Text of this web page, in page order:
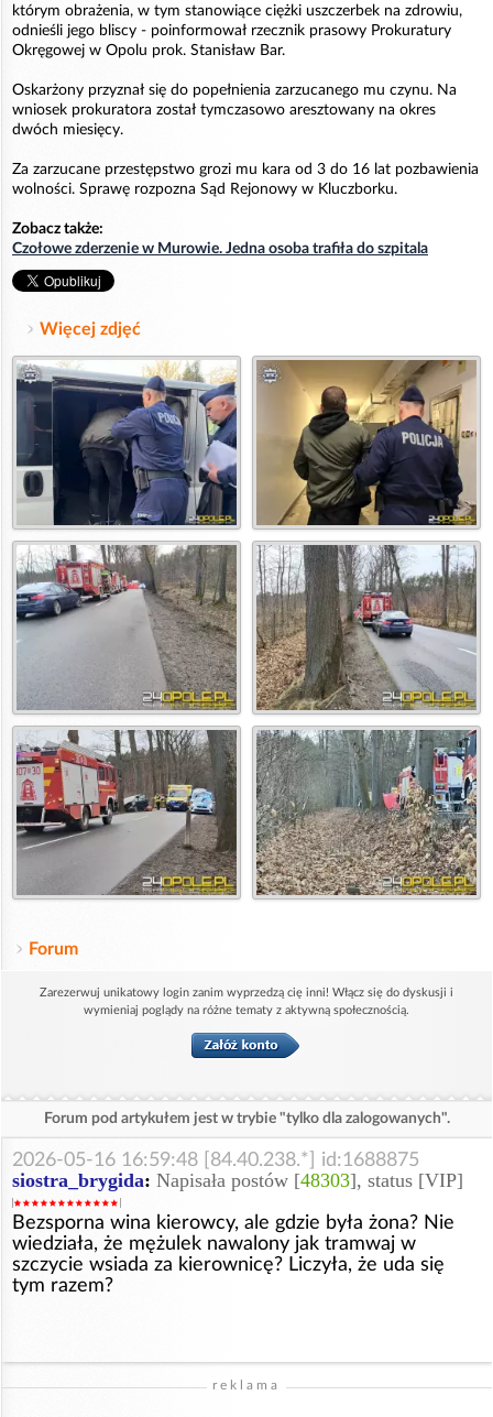
którym obrażenia, w tym stanowiące ciężki uszczerbek na zdrowiu,
odnieśli jego bliscy - poinformował rzecznik prasowy Prokuratury
Okręgowej w Opolu prok. Stanisław Bar.
Oskarżony przyznał się do popełnienia zarzucanego mu czynu. Na
wniosek prokuratora został tymczasowo aresztowany na okres
dwóch miesięcy.
Za zarzucane przestępstwo grozi mu kara od 3 do 16 lat pozbawienia
wolności. Sprawę rozpozna Sąd Rejonowy w Kluczborku.
Zobacz także:
Czołowe zderzenie w Murowie. Jedna osoba trafiła do szpitala
Więcej zdjęć
Forum
Zarezerwuj unikatowy login zanim wyprzedzą cię inni! Włącz się do dyskusji i
wymieniaj poglądy na różne tematy z aktywną społecznością.
Forum pod artykułem jest w trybie "tylko dla zalogowanych".
2026-05-16 16:59:48 [84.40.238.*] id:1688875
siostra_brygida: Napisała postów [48303], status [VIP]
Bezsporna wina kierowcy, ale gdzie była żona? Nie
wiedziała, że mężulek nawalony jak tramwaj w
szczycie wsiada za kierownicę? Liczyła, że uda się
tym razem?
reklama